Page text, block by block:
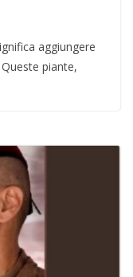
aggiungere
piante,